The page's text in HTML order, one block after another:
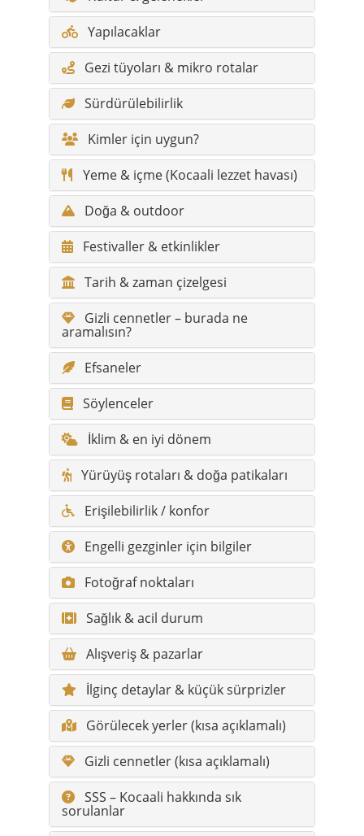
Yapılacaklar
Gezi tüyoları & mikro rotalar
Sürdürülebilirlik
Kimler için uygun?
Yeme & içme (Kocaali lezzet havası)
Doğa & outdoor
Festivaller & etkinlikler
Tarih & zaman çizelgesi
Gizli cennetler – burada ne
aramalısın?
Efsaneler
Söylenceler
İklim & en iyi dönem
Yürüyüş rotaları & doğa patikaları
Erişilebilirlik / konfor
Engelli gezginler için bilgiler
Fotoğraf noktaları
Sağlık & acil durum
Alışveriş & pazarlar
İlginç detaylar & küçük sürprizler
Görülecek yerler (kısa açıklamalı)
Gizli cennetler (kısa açıklamalı)
SSS – Kocaali hakkında sık
sorulanlar